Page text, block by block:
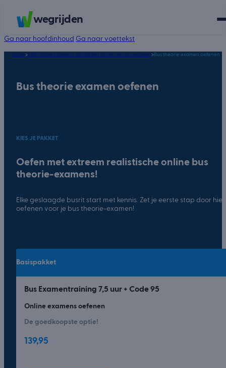
wegrijden
Ga naar hoofdinhoud Ga naar voettekst
Home>CBR Oefenexamens: net als het echte theorie-examen> Bus theorie examen oefenen
Bus theorie examen oefenen
KIES JE PAKKET
Oefen met extreem realistische online bus
theorie-examens!
Elke geslaagde busrit start met kennis. Zet je eerste stap door
oefenen voor je bus theorie-examen!
Basispakket
Bus Examentraining 7,5 uur + Code 95
Online examens oefenen
De goedkoopste optie!
139,95